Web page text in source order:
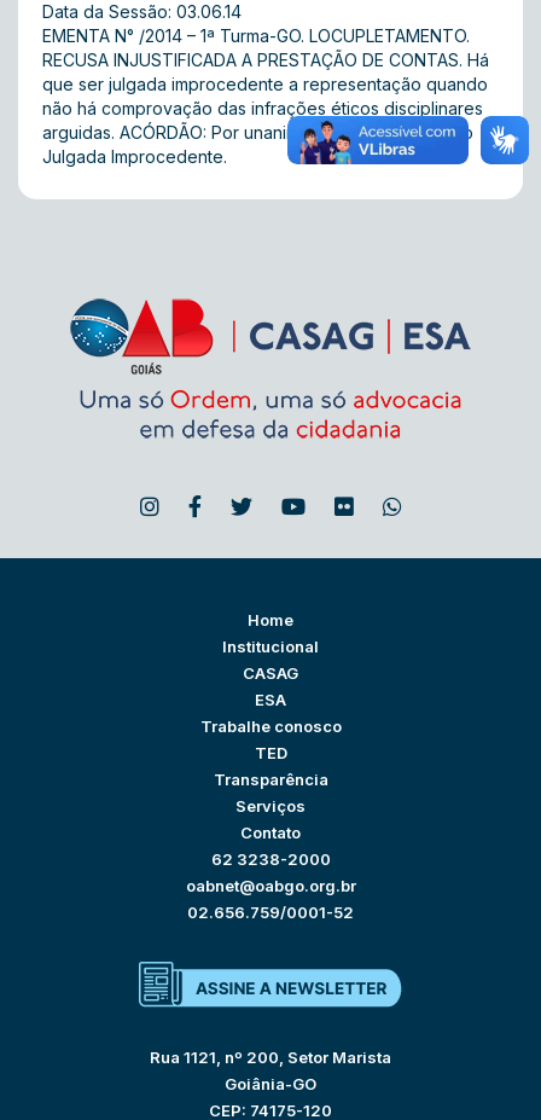
Data da Sessão: 03.06.14
EMENTA N° /2014 – 1ª Turma-GO. LOCUPLETAMENTO.
RECUSA INJUSTIFICADA A PRESTAÇÃO DE CONTAS. Há
que ser julgada improcedente a representação quando
não há comprovação das infrações éticos disciplinares
arguidas. ACÓRDÃO: Por unanimidade Representação
Julgada Improcedente.
Home
Institucional
CASAG
ESA
Trabalhe conosco
TED
Transparência
Serviços
Contato
62 3238-2000
oabnet@oabgo.org.br
02.656.759/0001-52
Rua 1121, nº 200, Setor Marista
Goiânia-GO
CEP: 74175-120